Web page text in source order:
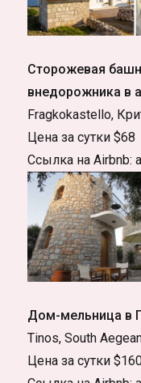
Сторожевая
внедорожника в
Fragkokastello,
Цена за сутки $68
Ссылка на Airbnb:
Дом-мельница в
Tinos, South
Цена за сутки